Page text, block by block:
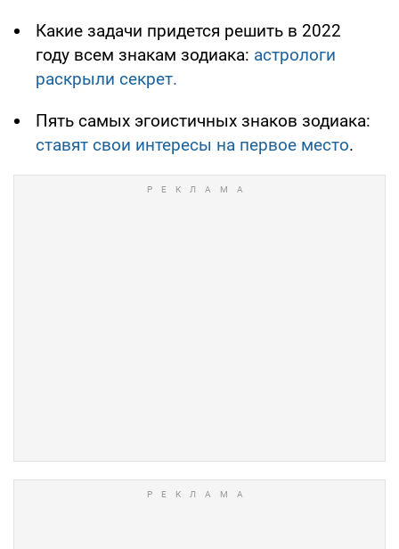
Какие задачи придется решить в 2022
году всем знакам зодиака: астрологи
раскрыли секрет.
Пять самых эгоистичных знаков зодиака:
ставят свои интересы на первое место.